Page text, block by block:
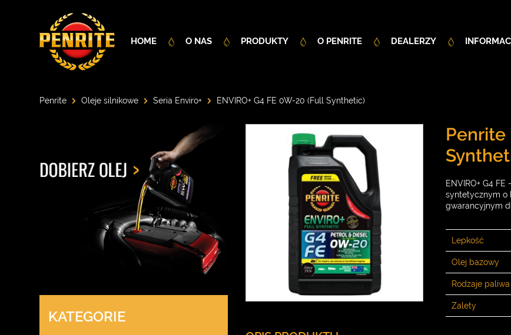
HOME O NAS PRODUKTY O PENRITE DEALERZY
Penrite Oleje silnikowe Seria Enviro+ ENVIRO+ G4 FE 0W-20 (Full Synthetic)
KATEGORIE
Penrite
ENVIRO+ G4
syntetycznym o
gwarancyjnym
Lepkość
Olej bazowy
Rodzaje paliwa
Zalety